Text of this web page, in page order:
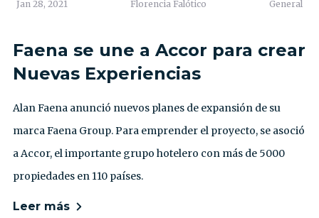
Jan 28, 2021 Florencia Falótico General
Faena se une a Accor para crear
Nuevas Experiencias
Alan Faena anunció nuevos planes de expansión de su
marca Faena Group. Para emprender el proyecto, se asoció
a Accor, el importante grupo hotelero con más de 5000
propiedades en 110 países.
Leer más